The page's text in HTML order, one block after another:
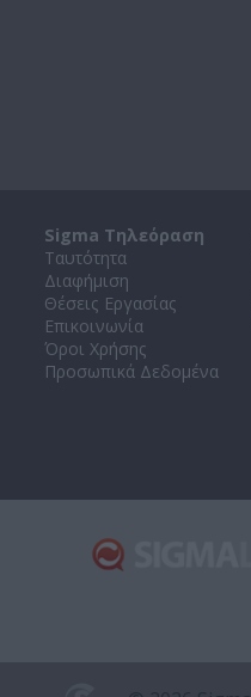
Sigma Τηλεόραση
Ταυτότητα
Διαφήμιση
Θέσεις Εργασίας
Επικοινωνία
Όροι Χρήσης
Προσωπικά Δεδομένα